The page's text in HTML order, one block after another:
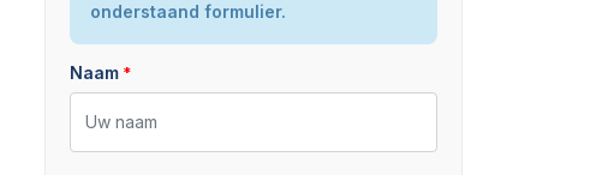
onderstaand formulier.
Naam